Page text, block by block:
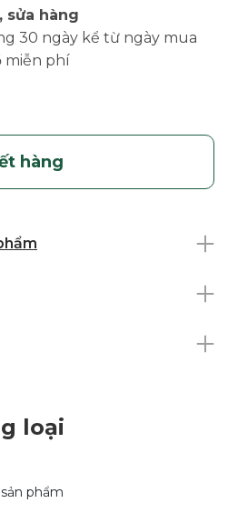
sửa hàng
30 ngày kể từ ngày mua
miễn phí
hàng
loại
phẩm